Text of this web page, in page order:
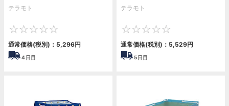
テラモト
通常価格(税別)： 5,296円
4日目
テラモト
通常価格(税別)： 5,529円
5日目